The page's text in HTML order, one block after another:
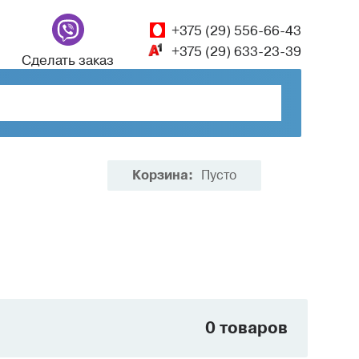
Сделать заказ
+375 (29) 556-66-43
+375 (29) 633-23-39
Корзина: Пусто
0 товаров